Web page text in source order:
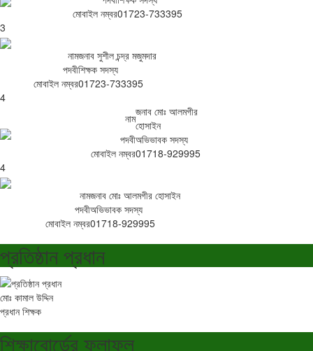
মোবাইল নম্বর01723-733395
3
নামজনাব সুশীল চন্দ্র মজুমদার
পদবীশিক্ষক সদস্য
মোবাইল নম্বর01723-733395
4
নামজনাব মোঃ আলমগীর
হোসাইন
পদবীঅভিভাবক সদস্য
মোবাইল নম্বর01718-929995
4
নামজনাব মোঃ আলমগীর হোসাইন
পদবীঅভিভাবক সদস্য
মোবাইল নম্বর01718-929995
প্রতিষ্ঠান প্রধান
মোঃ কামাল উদ্দিন
প্রধান শিক্ষক
শিক্ষাবোর্ডের ফলাফল